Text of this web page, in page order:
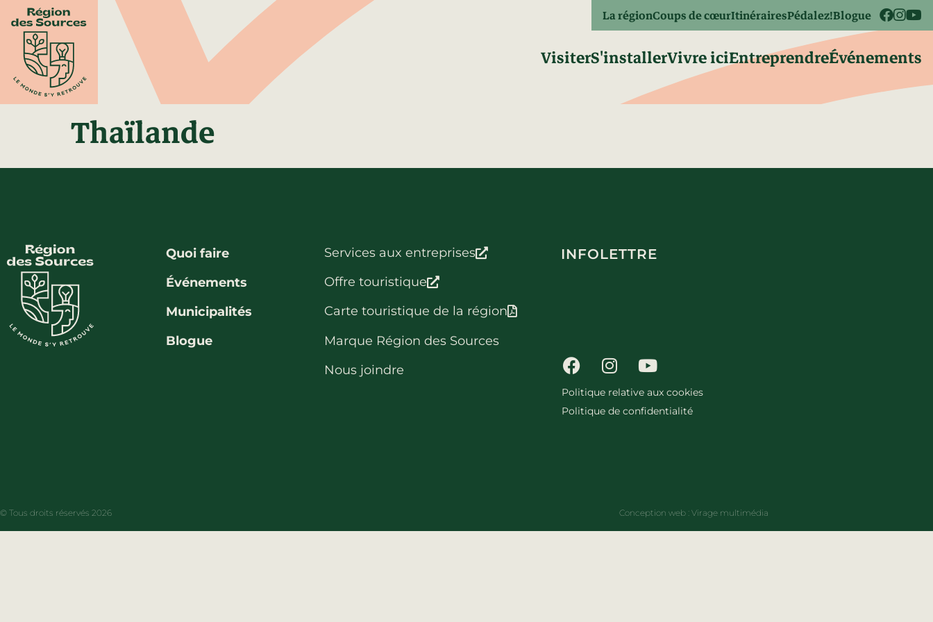
La régionCoups de cœurItinérairesPédalez!Blogue
VisiterS'installerVivre iciEntreprendreÉvénements
Thaïlande
Quoi faire
Événements
Municipalités
Blogue
Services aux entreprises
Offre touristique
Carte touristique de la région
Marque Région des Sources
Nous joindre
INFOLETTRE
Politique relative aux cookies
Politique de confidentialité
© Tous droits réservés 2026 Conception web : Virage multimédia